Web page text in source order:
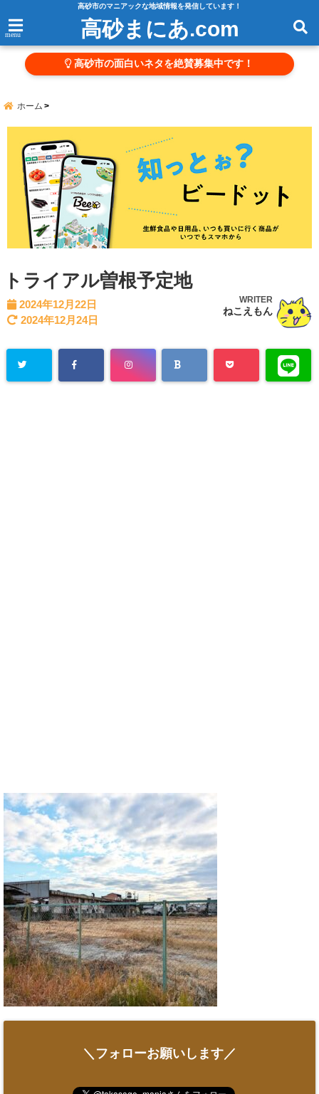
高砂市のマニアックな地域情報を発信しています！
menu 高砂まにあ.com
高砂市の面白いネタを絶賛募集中です！
ホーム
トライアル曽根予定地
2024年12月22日
2024年12月24日
WRITER
ねこえもん
＼フォローお願いします／